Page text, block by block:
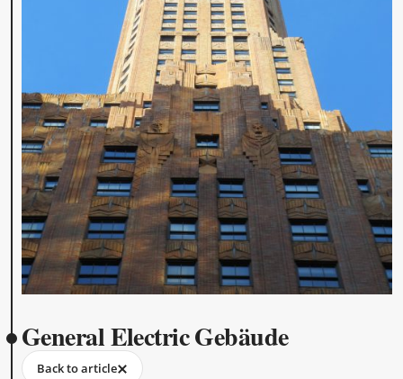
General Electric Gebäude
Back to article